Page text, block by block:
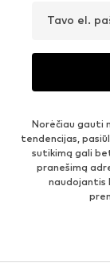
Tavo el.
Norėčiau gauti
tendencijas,
sutikimą gali
pranešimą
naudojantis